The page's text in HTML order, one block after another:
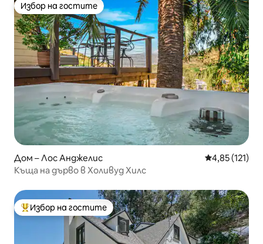
Избор на гостите
Избор на гостите
Дом – Лос Анджелис Средна
4,85 (121)
Къща на дърво в Холивуд Хилс
Най-популярен избор на гостите
Избор на гостите